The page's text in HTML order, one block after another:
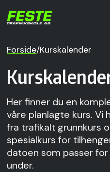
Forside/Kurskalender
Her finner du en
våre planlagte kurs. Vi
fra trafikalt grunnkurs
spesialkurs for
datoen som passer
under.